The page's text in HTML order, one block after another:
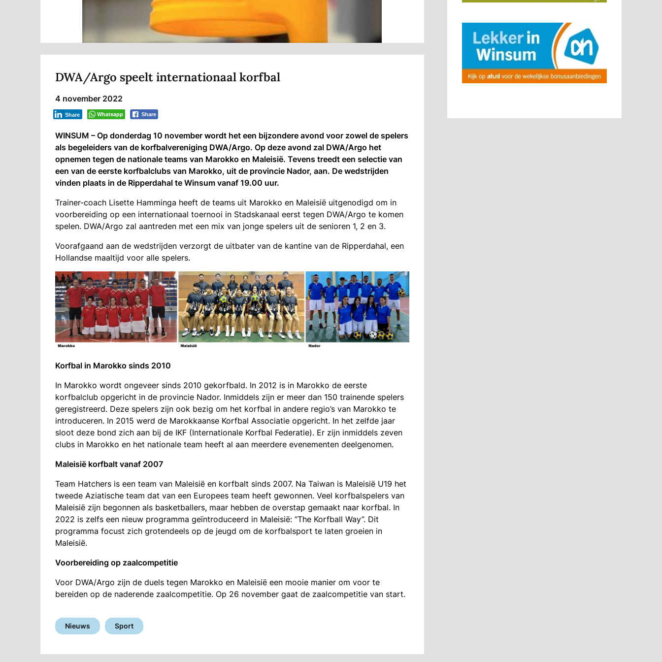
DWA/Argo speelt internationaal korfbal
4 november 2022
Whatsapp Share
Share
WINSUM – Op donderdag 10 november wordt het een bijzondere avond voor zowel de spelers
als begeleiders van de korfbalvereniging DWA/Argo. Op deze avond zal DWA/Argo het
opnemen tegen de nationale teams van Marokko en Maleisië. Tevens treedt een selectie van
een van de eerste korfbalclubs van Marokko, uit de provincie Nador, aan. De wedstrijden
vinden plaats in de Ripperdahal te Winsum vanaf 19.00 uur.
Trainer-coach Lisette Hamminga heeft de teams uit Marokko en Maleisië uitgenodigd om in
voorbereiding op een internationaal toernooi in Stadskanaal eerst tegen DWA/Argo te komen
spelen. DWA/Argo zal aantreden met een mix van jonge spelers uit de senioren 1, 2 en 3.
Voorafgaand aan de wedstrijden verzorgt de uitbater van de kantine van de Ripperdahal, een
Hollandse maaltijd voor alle spelers.
Korfbal in Marokko sinds 2010
In Marokko wordt ongeveer sinds 2010 gekorfbald. In 2012 is in Marokko de eerste
korfbalclub opgericht in de provincie Nador. Inmiddels zijn er meer dan 150 trainende spelers
geregistreerd. Deze spelers zijn ook bezig om het korfbal in andere regio’s van Marokko te
introduceren. In 2015 werd de Marokkaanse Korfbal Associatie opgericht. In het zelfde jaar
sloot deze bond zich aan bij de IKF (Internationale Korfbal Federatie). Er zijn inmiddels zeven
clubs in Marokko en het nationale team heeft al aan meerdere evenementen deelgenomen.
Maleisië korfbalt vanaf 2007
Team Hatchers is een team van Maleisië en korfbalt sinds 2007. Na Taiwan is Maleisië U19 het
tweede Aziatische team dat van een Europees team heeft gewonnen. Veel korfbalspelers van
Maleisië zijn begonnen als basketballers, maar hebben de overstap gemaakt naar korfbal. In
2022 is zelfs een nieuw programma geïntroduceerd in Maleisië: “The Korfball Way”. Dit
programma focust zich grotendeels op de jeugd om de korfbalsport te laten groeien in
Maleisië.
Voorbereiding op zaalcompetitie
Voor DWA/Argo zijn de duels tegen Marokko en Maleisië een mooie manier om voor te
bereiden op de naderende zaalcompetitie. Op 26 november gaat de zaalcompetitie van start.
Nieuws Sport